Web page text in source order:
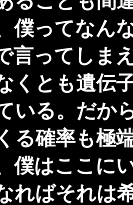
僕ってなん
言ってしま
くとも遺伝
いる。だか
る確率も極
僕はここに
ればそれは